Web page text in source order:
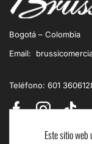
Bogotá – Colombia
Email:
Teléfono: 601
Este sitio